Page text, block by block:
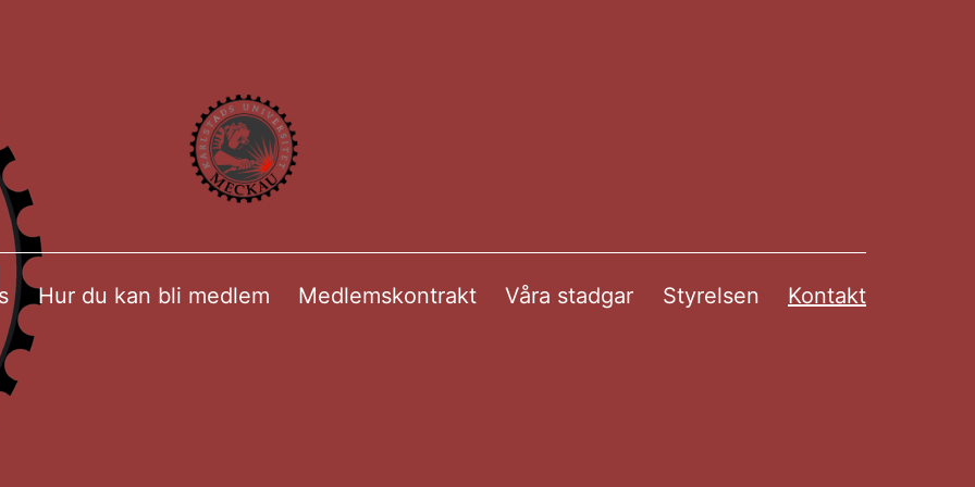
Hur du kan bli medlem Medlemskontrakt Våra stadgar Styrelsen Kontakt